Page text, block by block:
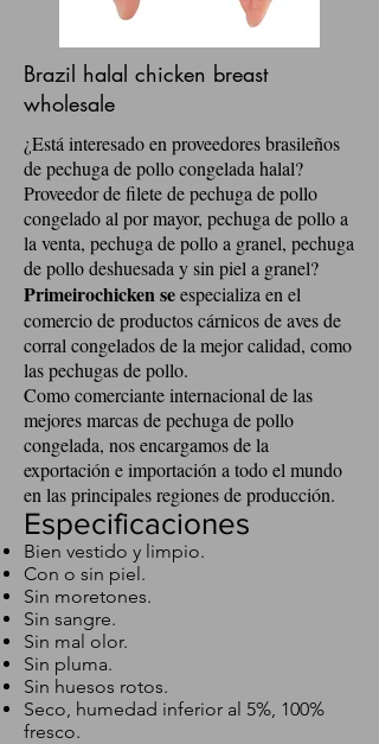
Brazil halal chicken breast
wholesale
¿Está interesado en proveedores brasileños
de pechuga de pollo congelada halal?
Proveedor de filete de pechuga de pollo
congelado al por mayor, pechuga de pollo a
la venta, pechuga de pollo a granel, pechuga
de pollo deshuesada y sin piel a granel?
Primeirochicken seespecializa en el
comercio de productos cárnicos de aves de
corral congelados de la mejor calidad, como
las pechugas de pollo.
Como comerciante internacional de las
mejores marcas de pechuga de pollo
congelada, nos encargamos de la
exportación e importación a todo el mundo
en las principales regiones de producción.
Especificaciones
Bien vestido y limpio.
Con o sin piel.
Sin moretones.
Sin sangre.
Sin mal olor.
Sin pluma.
Sin huesos rotos.
Seco, humedad inferior al 5%, 100%
fresco.